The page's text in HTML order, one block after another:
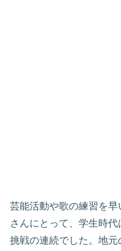
芸能活動や歌の練習を
さんにとって、学生時
挑戦の連続でした。地